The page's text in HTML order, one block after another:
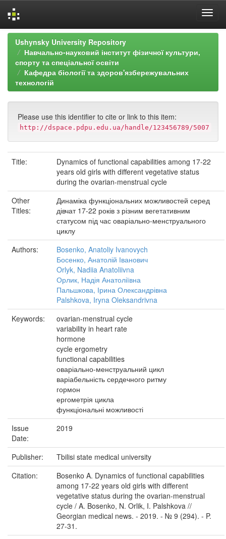
Skip
navigation
Ushynsky University Repository
Навчально-науковий інститут фізичної культури,
спорту та спеціальної освіти
Кафедра біології та здоров'язбережувальних
технологій
Please use this identifier to cite or link to this item:
http://dspace.pdpu.edu.ua/handle/123456789/5007
Title:
Dynamics of functional capabilities among 17-22
years old girls with different vegetative status
during the ovarian-menstrual cycle
Other
Titles:
Динаміка функціональних можливостей серед
дівчат 17-22 років з різним вегетативним
статусом під час оваріально-менструального
циклу
Authors:
Bosenko, Anatoliy Ivanovych
Босенко, Анатолій Іванович
Orlyk, Nadiia Anatoliivna
Орлик, Надія Анатоліївна
Пальшкова, Ірина Олександрівна
Palshkova, Iryna Oleksandrivna
Keywords:
ovarian-menstrual cycle
variability in heart rate
hormone
cycle ergometry
functional capabilities
оваріально-менструальний цикл
варіабельність сердечного ритму
гормон
ергометрія цикла
функціональні можливості
Issue
Date:
2019
Publisher:
Tbilisi state medical university
Citation:
Bosenko A. Dynamics of functional capabilities
among 17-22 years old girls with different
vegetative status during the ovarian-menstrual
cycle / A. Bosenko, N. Orlik, I. Palshkova //
Georgian medical news. - 2019. - № 9 (294). - P.
27-31.